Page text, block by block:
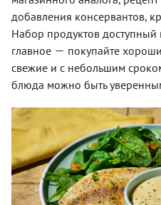
добавления консервантов,
Набор продуктов
главное — покупайте
свежие и с небольшим
блюда можно быть